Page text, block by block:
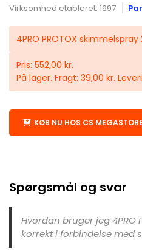
Virksomhed etableret: 1997
4PRO PROTOX skimmelspray
Pris: 552,00 kr.
På lager. Fragt: 39,00 kr.
KØB NU HOS CS MEGASTORE
Spørgsmål og svar
Hvordan bruger jeg 4PRO
korrekt i forbindelse med